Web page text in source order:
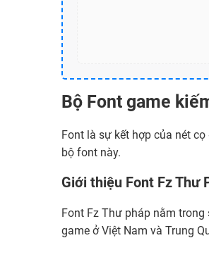
Bộ Font game
Font là sự kết hợp của nét
bộ font này.
Giới thiệu Font Fz Thư
Font Fz Thư pháp nằm
game ở Việt Nam và Trung